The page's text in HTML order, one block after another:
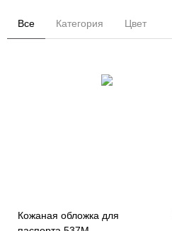
Все Категория Цвет
Кожаная обложка для